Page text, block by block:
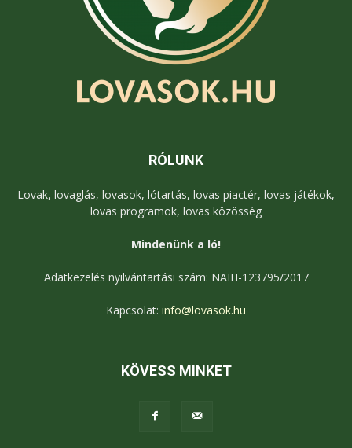
RÓLUNK
Lovak, lovaglás, lovasok, lótartás, lovas piactér, lovas játékok,
lovas programok, lovas közösség
Mindenünk a ló!
Adatkezelés nyilvántartási szám: NAIH-123795/2017
Kapcsolat: info@lovasok.hu
KÖVESS MINKET